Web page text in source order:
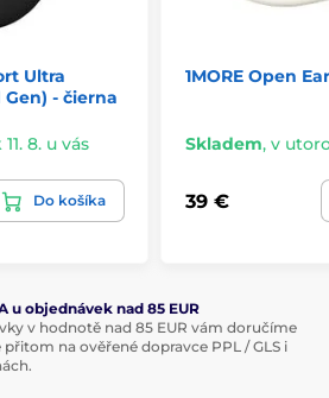
v kategóriách
Uzavřená Bluetooth
Ultra
- čierna
8. u vás
Do košíka
1MORE Open
Skladem, v
39 €
u objednávek nad 85 EUR
v hodnotě nad 85 EUR vám doručíme
přitom na ověřené dopravce PPL / GLS i